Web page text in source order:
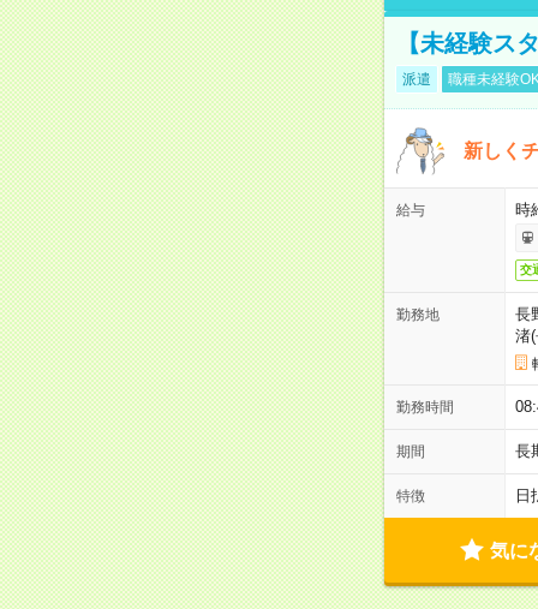
【未経験ス
派遣 職種未経験
新しく
給与 時
交
勤務地
長
渚
勤務時間
期間 長
特徴 日
気に